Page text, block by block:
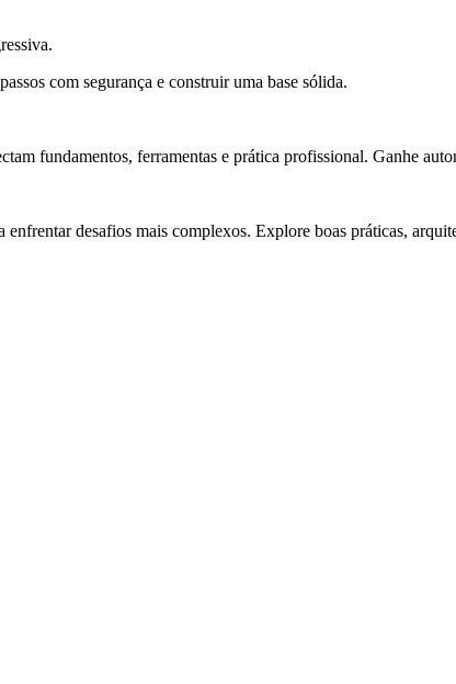
com segurança e construir uma base sólida.
fundamentos, ferramentas e prática profissional. Ganhe
enfrentar desafios mais complexos. Explore boas práticas,